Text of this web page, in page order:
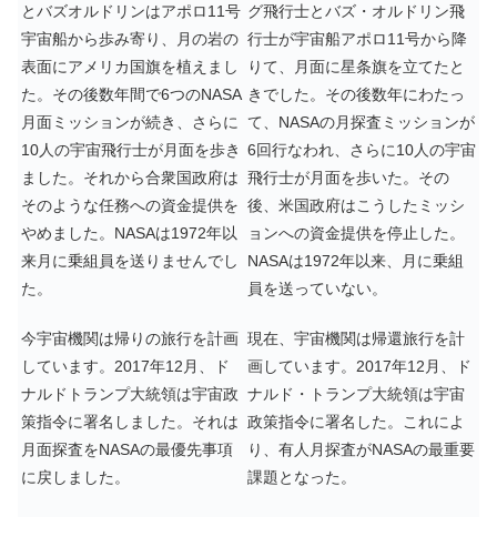
とバズオルドリンはアポロ11号
宇宙船から歩み寄り、月の岩の
表面にアメリカ国旗を植えまし
た。その後数年間で6つのNASA
月面ミッションが続き、さらに
10人の宇宙飛行士が月面を歩き
ました。それから合衆国政府は
そのような任務への資金提供を
やめました。NASAは1972年以
来月に乗組員を送りませんでし
た。
今宇宙機関は帰りの旅行を計画
しています。2017年12月、ド
ナルドトランプ大統領は宇宙政
策指令に署名しました。それは
月面探査をNASAの最優先事項
に戻しました。
グ飛行士とバズ・オルドリン飛
行士が宇宙船アポロ11号から降
りて、月面に星条旗を立てたと
きでした。その後数年にわたっ
て、NASAの月探査ミッションが
6回行なわれ、さらに10人の宇宙
飛行士が月面を歩いた。その
後、米国政府はこうしたミッシ
ョンへの資金提供を停止した。
NASAは1972年以来、月に乗組
員を送っていない。
現在、宇宙機関は帰還旅行を計
画しています。2017年12月、ド
ナルド・トランプ大統領は宇宙
政策指令に署名した。これによ
り、有人月探査がNASAの最重要
課題となった。